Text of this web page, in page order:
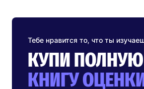
Тебе нравится то, что ты
КУПИ ПОЛНУЮ
КНИГУ